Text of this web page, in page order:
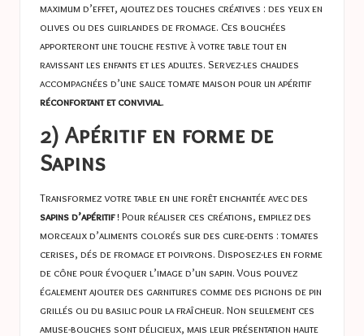
maximum d’effet, ajoutez des touches créatives : des yeux en
olives ou des guirlandes de fromage. Ces bouchées
apporteront une touche festive à votre table tout en
ravissant les enfants et les adultes. Servez-les chaudes
accompagnées d’une sauce tomate maison pour un apéritif
réconfortant et convivial.
2) Apéritif en forme de
Sapins
Transformez votre table en une forêt enchantée avec des
sapins d’apéritif! Pour réaliser ces créations, empilez des
morceaux d’aliments colorés sur des cure-dents : tomates
cerises, dés de fromage et poivrons. Disposez-les en forme
de cône pour évoquer l’image d’un sapin. Vous pouvez
également ajouter des garnitures comme des pignons de pin
grillés ou du basilic pour la fraîcheur. Non seulement ces
amuse-bouches sont délicieux, mais leur présentation haute